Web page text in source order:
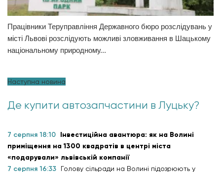
Працівники Теруправління Державного бюро розслідувань у
місті Львові розслідують можливі зловживання в Шацькому
національному природному...
Наступна новина
Де купити автозапчастини в Луцьку?
7 серпня 18:10 Інвестиційна авантюра: як на Волині
приміщення на 1300 квадратів в центрі міста
«подарували» львівській компанії
7 серпня 16:33
Голову сільради на Волині підозрюють у